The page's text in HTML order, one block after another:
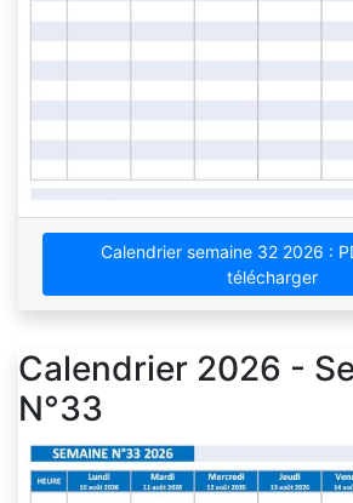
Calendrier semaine 32 2026 :
télécharger
Calendrier 2026 -
N°33